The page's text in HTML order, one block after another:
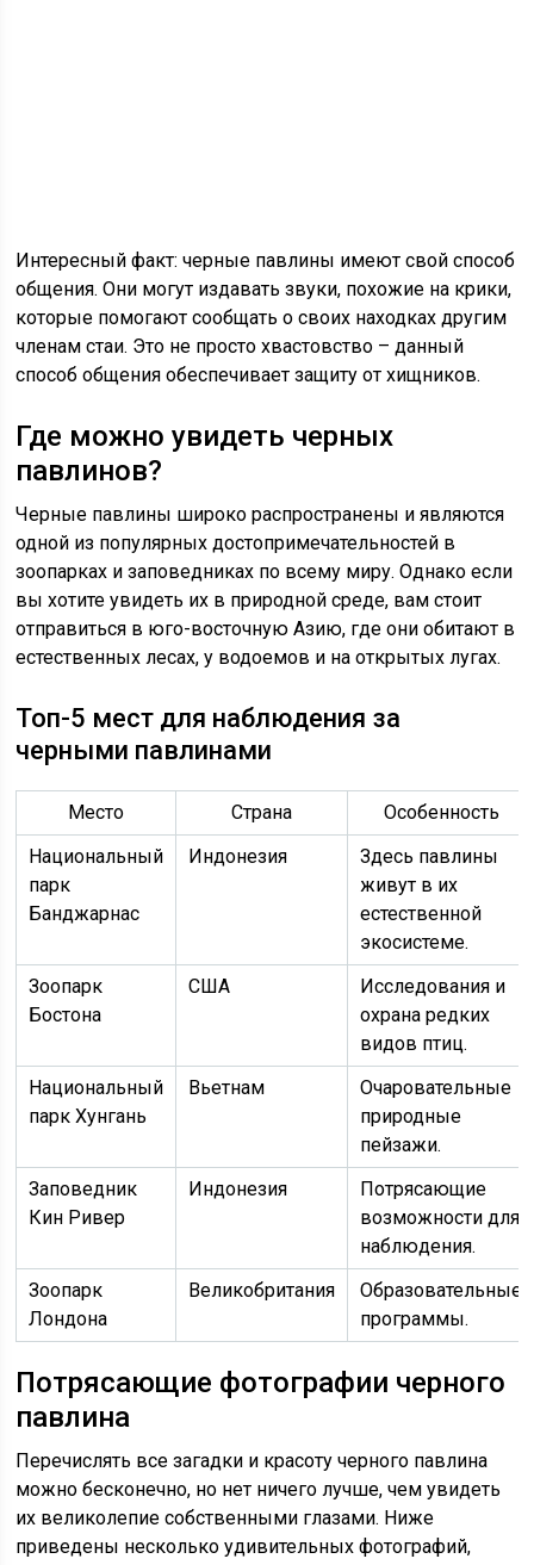
Интересный факт: черные павлины имеют свой способ
общения. Они могут издавать звуки, похожие на крики,
которые помогают сообщать о своих находках другим
членам стаи. Это не просто хвастовство – данный
способ общения обеспечивает защиту от хищников.
Где можно увидеть черных
павлинов?
Черные павлины широко распространены и являются
одной из популярных достопримечательностей в
зоопарках и заповедниках по всему миру. Однако если
вы хотите увидеть их в природной среде, вам стоит
отправиться в юго-восточную Азию, где они обитают в
естественных лесах, у водоемов и на открытых лугах.
Топ-5 мест для наблюдения за
черными павлинами
Место Страна
Особенность
Национальный
парк
Банджарнас
Индонезия
Здесь павлины
живут в их
естественной
экосистеме.
Зоопарк
Бостона
США
Исследования и
охрана редких
видов птиц.
Национальный
парк Хунгань
Вьетнам
Очаровательные
природные
пейзажи.
Заповедник
Кин Ривер
Индонезия
Потрясающие
возможности для
наблюдения.
Зоопарк
Лондона
Великобритания
Образовательные
программы.
Потрясающие фотографии черного
павлина
Перечислять все загадки и красоту черного павлина
можно бесконечно, но нет ничего лучше, чем увидеть
их великолепие собственными глазами. Ниже
приведены несколько удивительных фотографий,